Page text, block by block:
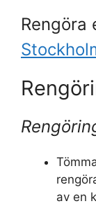
Rengöra
av en